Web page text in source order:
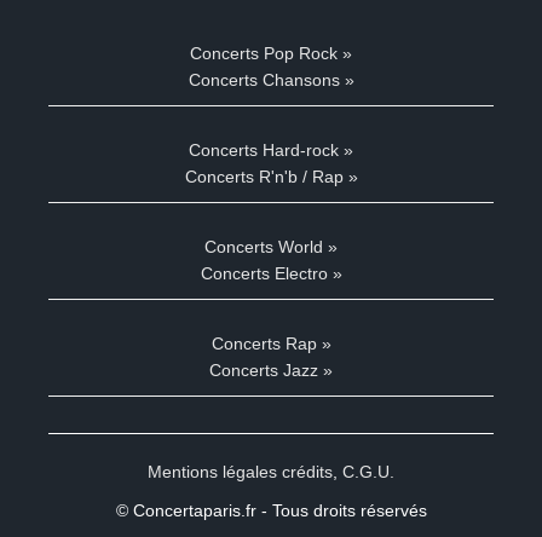
Concerts Pop Rock »
Concerts Chansons »
Concerts Hard-rock »
Concerts R'n'b / Rap »
Concerts World »
Concerts Electro »
Concerts Rap »
Concerts Jazz »
Mentions légales crédits C.G.U.
© Concertaparis.fr - Tous droits réservés